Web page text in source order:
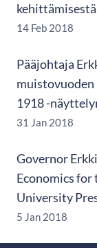
14 Feb 2018
Pääjohtaja
muistovuoden
1918 -
31 Jan 2018
Governor
Economics for
University
5 Jan 2018